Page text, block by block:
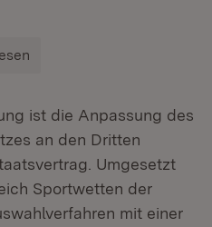
ist die Anpassung des
an den Dritten
Umgesetzt
Sportwetten der
mit einer